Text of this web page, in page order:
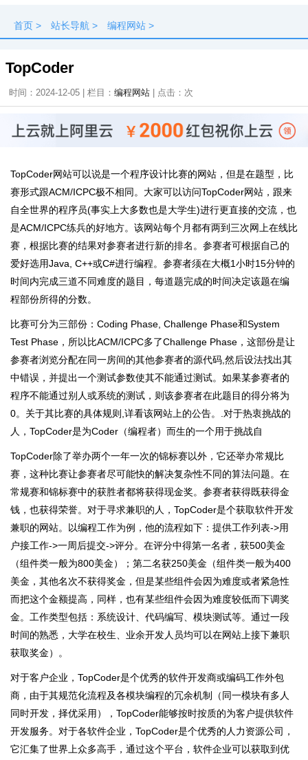
首页 > 站长导航 > 编程网站 >
TopCoder
时间：2024-12-05 | 栏目： 编程网站 | 点击： 次
TopCoder网站可以说是一个程序设计比赛的网站，但是在题型，比
赛形式跟ACM/ICPC极不相同。大家可以访问TopCoder网站，跟来
自全世界的程序员(事实上大多数也是大学生)进行更直接的交流，也
是ACM/ICPC练兵的好地方。该网站每个月都有两到三次网上在线比
赛，根据比赛的结果对参赛者进行新的排名。参赛者可根据自己的
爱好选用Java, C++或C#进行编程。参赛者须在大概1小时15分钟的
时间内完成三道不同难度的题目，每道题完成的时间决定该题在编
程部份所得的分数。
比赛可分为三部份：Coding Phase, Challenge Phase和System
Test Phase，所以比ACM/ICPC多了Challenge Phase，这部份是让
参赛者浏览分配在同一房间的其他参赛者的源代码,然后设法找出其
中错误，并提出一个测试参数使其不能通过测试。如果某参赛者的
程序不能通过别人或系统的测试，则该参赛者在此题目的得分将为
0。关于其比赛的具体规则,详看该网站上的公告。.对于热衷挑战的
人，TopCoder是为Coder（编程者）而生的一个用于挑战自
TopCoder除了举办两个一年一次的锦标赛以外，它还举办常规比
赛，这种比赛让参赛者尽可能快的解决复杂性不同的算法问题。在
常规赛和锦标赛中的获胜者都将获得现金奖。参赛者获得既获得金
钱，也获得荣誉。对于寻求兼职的人，TopCoder是个获取软件开发
兼职的网站。以编程工作为例，他的流程如下：提供工作列表->用
户接工作->一周后提交->评分。在评分中得第一名者，获500美金
（组件类一般为800美金）；第二名获250美金（组件类一般为400
美金，其他名次不获得奖金，但是某些组件会因为难度或者紧急性
而把这个金额提高，同样，也有某些组件会因为难度较低而下调奖
金。工作类型包括：系统设计、代码编写、模块测试等。通过一段
时间的熟悉，大学在校生、业余开发人员均可以在网站上接下兼职
获取奖金）。
对于客户企业，TopCoder是个优秀的软件开发商或编码工作外包
商，由于其规范化流程及各模块编程的冗余机制（同一模块有多人
同时开发，择优采用），TopCoder能够按时按质的为客户提供软件
开发服务。对于各软件企业，TopCoder是个优秀的人力资源公司，
它汇集了世界上众多高手，通过这个平台，软件企业可以获取到优